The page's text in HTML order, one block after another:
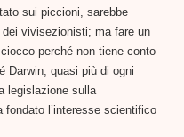
sui piccioni, sarebbe
vivisezionisti; ma fare un
perché non tiene conto
Darwin, quasi più di ogni
legislazione sulla
l’interesse scientifico